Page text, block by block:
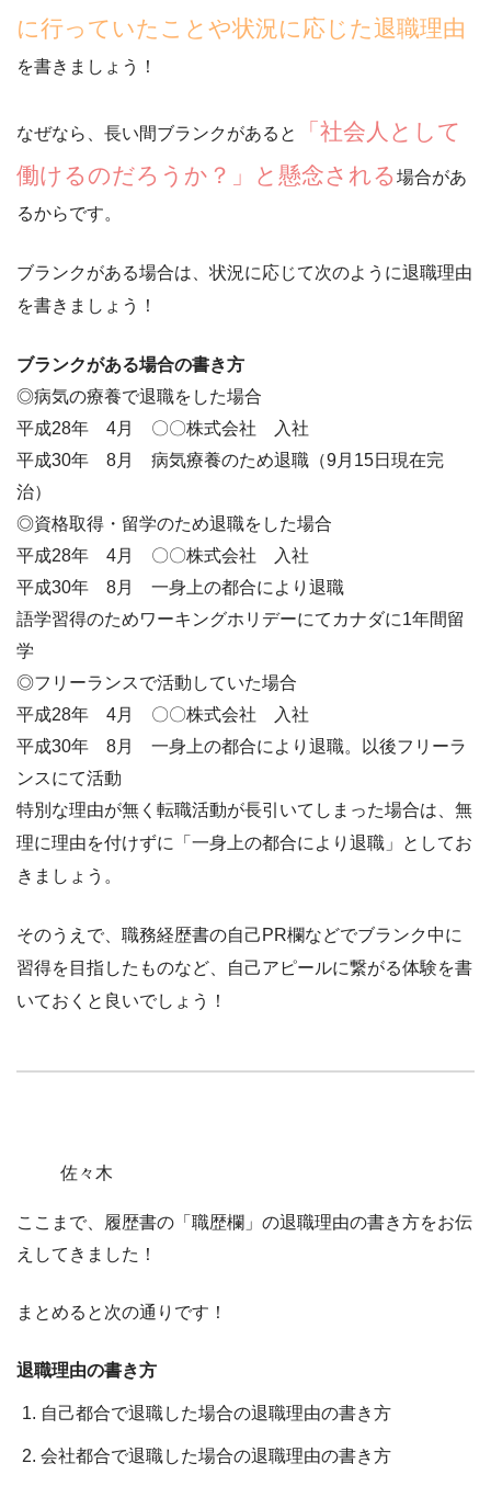
に行っていたことや状況に応じた退職理由
を書きましょう！
なぜなら、長い間ブランクがあると
「社会人として
働けるのだろうか？」と懸念される場合があ
るからです。
ブランクがある場合は、状況に応じて次のように退職理由
を書きましょう！
ブランクがある場合の書き方
◎病気の療養で退職をした場合
平成28年 4月 〇〇株式会社 入社
平成30年 8月 病気療養のため退職（9月15日現在完
治）
◎資格取得・留学のため退職をした場合
平成28年 4月 〇〇株式会社 入社
平成30年 8月 一身上の都合により退職
語学習得のためワーキングホリデーにてカナダに1年間留
学
◎フリーランスで活動していた場合
平成28年 4月 〇〇株式会社 入社
平成30年 8月 一身上の都合により退職。以後フリーラ
ンスにて活動
特別な理由が無く転職活動が長引いてしまった場合は、無
理に理由を付けずに「一身上の都合により退職」としてお
きましょう。
そのうえで、職務経歴書の自己PR欄などでブランク中に
習得を目指したものなど、
自己アピールに繋がる体験を書
いておくと良いでしょう！
佐々木
ここまで、履歴書の「職歴欄」の退職理由の書き方をお伝
えしてきました！
まとめると次の通りです！
退職理由の書き方
自己都合で退職した場合の退職理由の書き方
会社都合で退職した場合の退職理由の書き方